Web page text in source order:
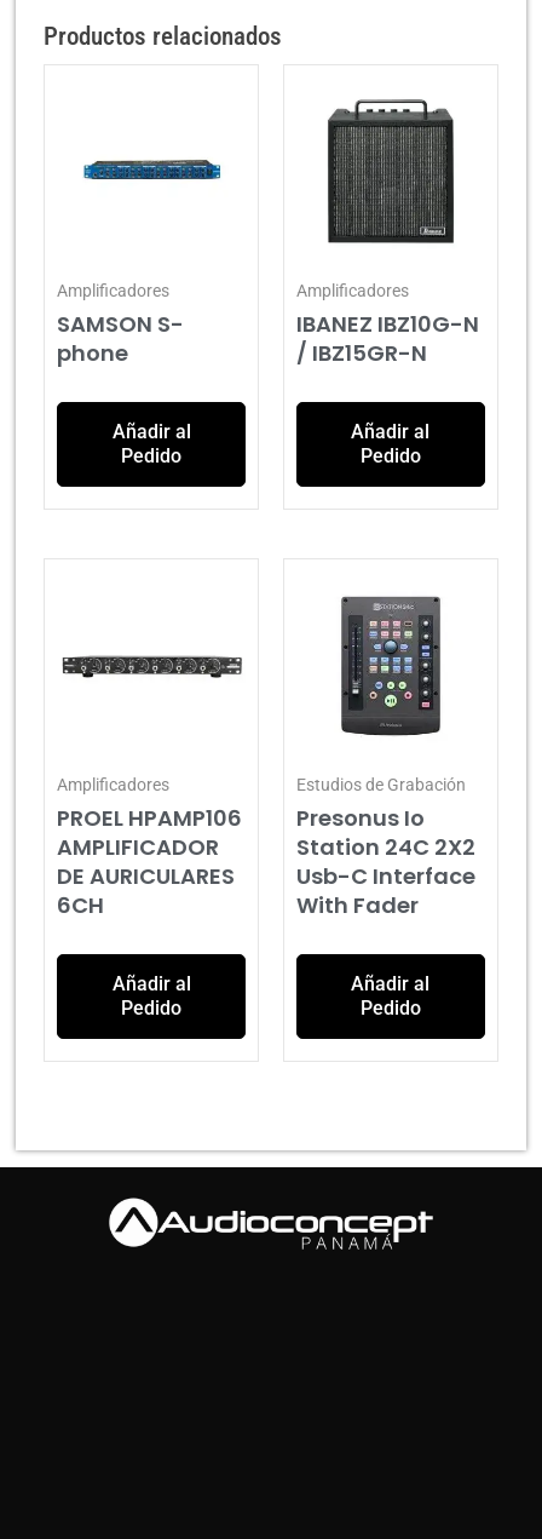
Productos relacionados
Amplificadores
SAMSON S-
phone
Añadir al
Pedido
Amplificadores
IBANEZ IBZ10G-N
/ IBZ15GR-N
Añadir al
Pedido
Amplificadores
PROEL HPAMP106
AMPLIFICADOR
DE AURICULARES
6CH
Añadir al
Pedido
Estudios de Grabación
Presonus Io
Station 24C 2X2
Usb-C Interface
With Fader
Añadir al
Pedido